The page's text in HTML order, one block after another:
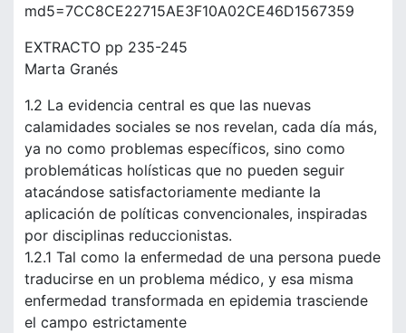
md5=7CC8CE22715AE3F10A02CE46D1567359
EXTRACTO pp 235-245
Marta Granés
1.2 La evidencia central es que las nuevas
calamidades sociales se nos revelan, cada día más,
ya no como problemas específicos, sino como
problemáticas holísticas que no pueden seguir
atacándose satisfactoriamente mediante la
aplicación de políticas convencionales, inspiradas
por disciplinas reduccionistas.
1.2.1 Tal como la enfermedad de una persona puede
traducirse en un problema médico, y esa misma
enfermedad transformada en epidemia trasciende
el campo estrictamente